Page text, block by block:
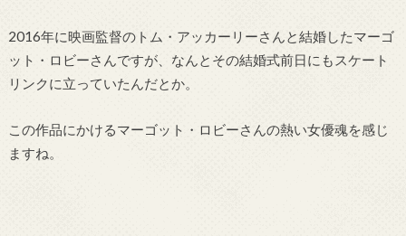
2016年に映画監督のトム・アッカーリーさんと結婚したマーゴ
ット・ロビーさんですが、なんとその結婚式前日にもスケート
リンクに立っていたんだとか。
この作品にかけるマーゴット・ロビーさんの熱い女優魂を感じ
ますね。